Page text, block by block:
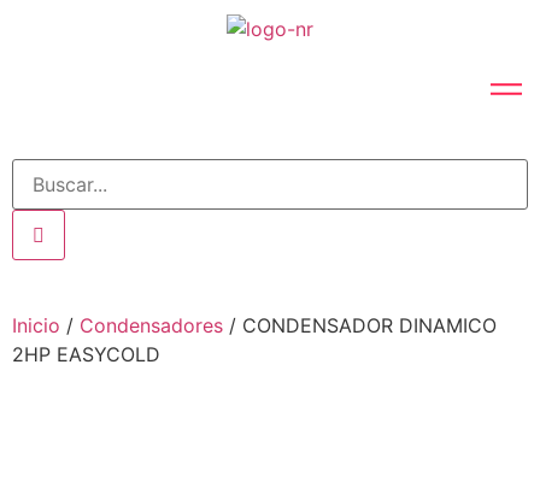
Inicio / Condensadores / CONDENSADOR DINAMICO
2HP EASYCOLD